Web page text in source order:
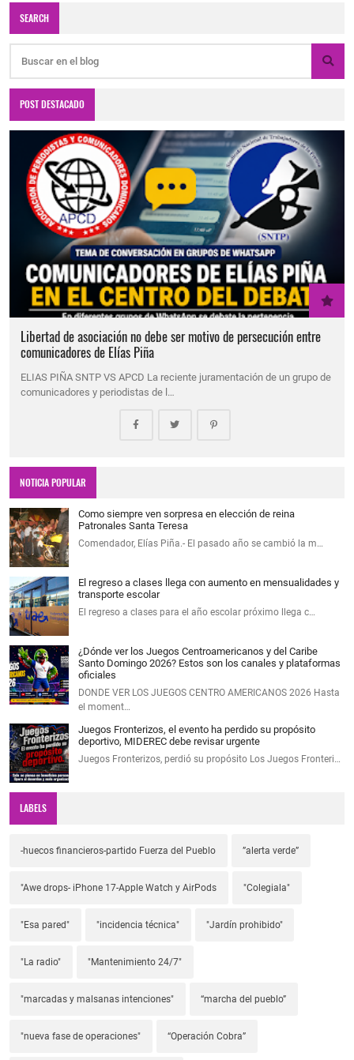
SEARCH
POST DESTACADO
Libertad de asociación no debe ser motivo de persecución entre
comunicadores de Elías Piña
ELIAS PIÑA SNTP VS APCD La reciente juramentación de un grupo de
comunicadores y periodistas de l…
NOTICIA POPULAR
Como siempre ven sorpresa en elección de reina
Patronales Santa Teresa
Comendador, Elías Piña.- El pasado año se cambió la m…
El regreso a clases llega con aumento en mensualidades y
transporte escolar
El regreso a clases para el año escolar próximo llega c…
¿Dónde ver los Juegos Centroamericanos y del Caribe
Santo Domingo 2026? Estos son los canales y plataformas
oficiales
DONDE VER LOS JUEGOS CENTRO AMERICANOS 2026 Hasta
el moment…
Juegos Fronterizos, el evento ha perdido su propósito
deportivo, MIDEREC debe revisar urgente
Juegos Fronterizos, perdió su propósito Los Juegos Fronteri…
LABELS
-huecos financieros-partido Fuerza del Pueblo ”alerta verde”
"Awe drops- iPhone 17-Apple Watch y AirPods "Colegiala"
"Esa pared" "incidencia técnica" "Jardín prohibido"
"La radio" "Mantenimiento 24/7"
"marcadas y malsanas intenciones" “marcha del pueblo”
"nueva fase de operaciones" “Operación Cobra”